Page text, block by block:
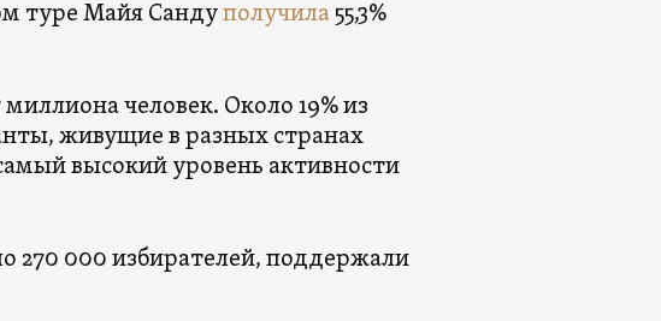
туре Майя Сандуполучила55,3%
человек. Около 19% из
живущие в разных странах
высокий уровень активности
270 000 избирателей, поддержали